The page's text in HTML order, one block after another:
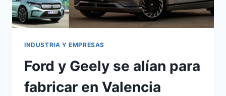
INDUSTRIA Y EMPRESAS
Ford y Geely se alían para
fabricar en Valencia